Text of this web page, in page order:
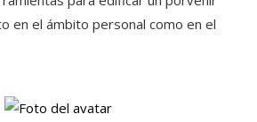
en el ámbito personal como en el